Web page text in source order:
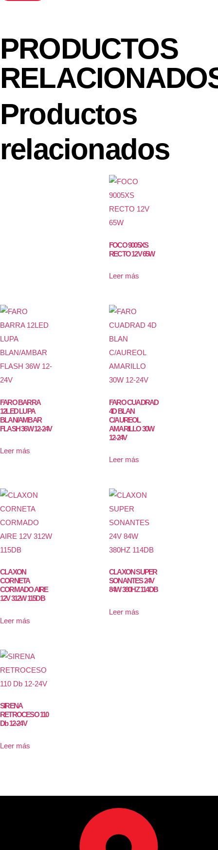
PRODUCTOS
Productos
relacionados
FOCO 9005XS
RECTO 12V 65W
Leer más
FARO BARRA
12LED LUPA
BLAN/AMBAR
FLASH 36W 12-24V
Leer más
FARO CUADRAD
4D BLAN
C/AUREOL
AMARILLO 30W
12-24V
Leer más
CLAXON
CORNETA
CORMADO AIRE
12V 312W 115DB
Leer más
CLAXON SUPER
SONANTES 24V
84W 380HZ 114DB
Leer más
SIRENA
RETROCESO 110
Db 12-24V
Leer más